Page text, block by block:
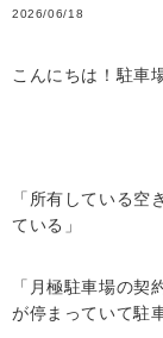
2026/06/18
こんにちは！駐車
「所有している空
ている」
「月極駐車場の
が停まっていて駐